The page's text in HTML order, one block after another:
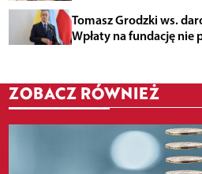
Tomasz Grodzki ws.
Wpłaty na fundację nie
ZOBACZ RÓWNIEŻ